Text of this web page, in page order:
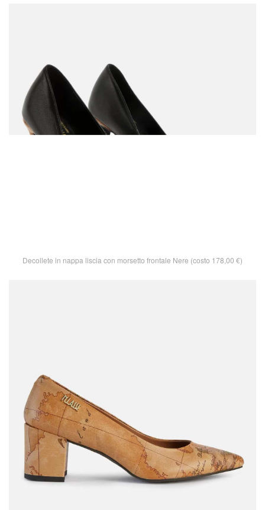
Decollete in nappa liscia con morsetto frontale Nere (costo 178,00 €)